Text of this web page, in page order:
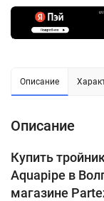
Описание
Описание
Купить
Aquapipe в
магазине